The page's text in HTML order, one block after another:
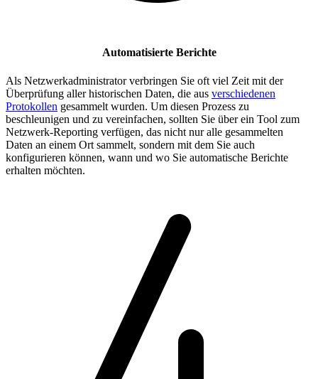
Automatisierte Berichte
Als Netzwerkadministrator verbringen Sie oft viel Zeit mit der
Überprüfung aller historischen Daten, die aus verschiedenen
Protokollen gesammelt wurden. Um diesen Prozess zu
beschleunigen und zu vereinfachen, sollten Sie über ein Tool zum
Netzwerk-Reporting verfügen, das nicht nur alle gesammelten
Daten an einem Ort sammelt, sondern mit dem Sie auch
konfigurieren können, wann und wo Sie automatische Berichte
erhalten möchten.